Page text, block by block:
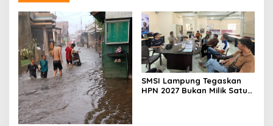
SMSI Lampung Tegaskan
HPN 2027 Bukan Milik Satu